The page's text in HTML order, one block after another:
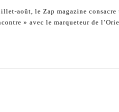
août, le Zap magazine
» avec le marqueteur de